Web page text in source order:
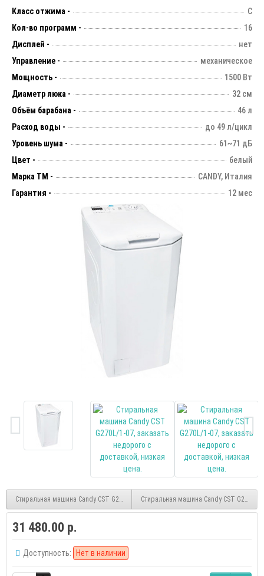
Класс отжима -
C
Кол-во программ -
16
Дисплей -
нет
Управление -
механическое
Мощность -
1500 Вт
Диаметр люка -
32 см
Объём барабана -
46 л
Расход воды -
до 49 л/цикл
Уровень шума -
61~71 дБ
Цвет -
белый
Марка ТМ -
CANDY, Италия
Гарантия -
12 мес
Стиральная машина Candy CST G260L/1-07Стиральная машина Candy CST
31 480.00 р.
Доступность: Нет в наличии